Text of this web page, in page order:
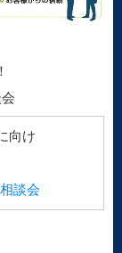
向け
談会